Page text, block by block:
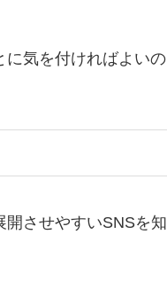
に気を付ければよいの
させやすいSNSを知